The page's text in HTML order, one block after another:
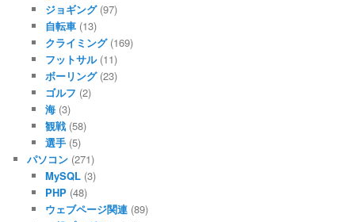
ジョギング(97)
自転車(13)
クライミング(169)
フットサル(11)
ボーリング(23)
ゴルフ (2)
海(3)
観戦(58)
選手(5)
パソコン (271)
MySQL(3)
PHP(48)
ウェブページ関連(89)